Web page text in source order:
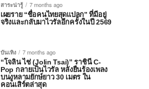
สาระน่ารู้
7 months ago
เผยราย “ชื่อคนไทยสุดแปลก” ที่มีอยู่
จริงและกลับมาไวรัลอีกครั้งในปี 2569
บันเทิง
7 months ago
“โจลิน ไช่ (Jolin Tsai)” ราชินี C-
Pop กลายเป็นไวรัล หลังยืนร้องเพลง
บนงูหลามยักษ์ยาว 30 เมตร ใน
คอนเสิร์ตล่าสุด